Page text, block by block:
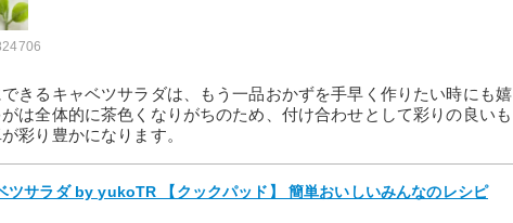
きるキャベツサラダは、もう一品おかずを手早く作りたい時にも嬉
は全体的に茶色くなりがちのため、付け合わせとして彩りの良いも
彩り豊かになります。
ツサラダ by yukoTR 【クックパッド】 簡単おいしいみんなのレシピ